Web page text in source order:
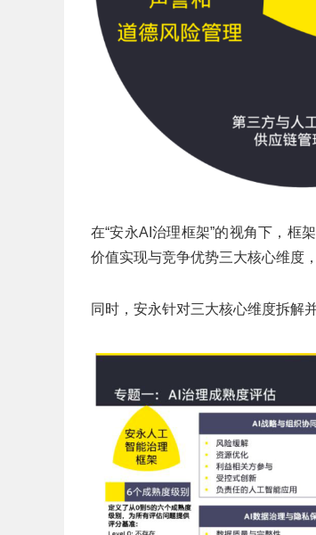
在“安永AI治理框架”的视角下，框
价值实现与竞争优势三大核心维度
同时，安永针对三大核心维度拆解